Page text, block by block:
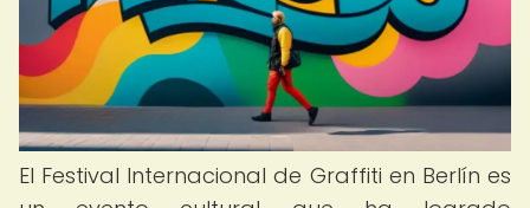
El Festival Internacional de Graffiti en Berlín es